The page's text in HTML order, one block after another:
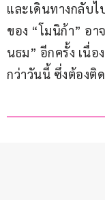
และเดินทางกลับ
ของ “โมนิก้า” อา
นธม” อีกครั้ง เนื่อ
กว่าวันนี้ ซึ่งต้องติ